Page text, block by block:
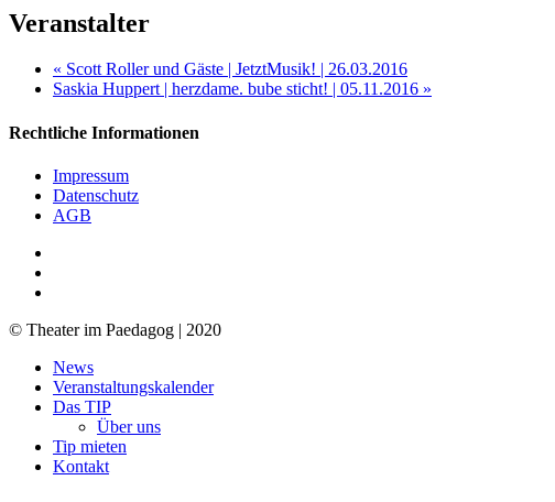
Veranstalter
« Scott Roller und Gäste | JetztMusik! | 26.03.2016
Saskia Huppert | herzdame. bube sticht! | 05.11.2016 »
Rechtliche Informationen
Impressum
Datenschutz
AGB
© Theater im Paedagog | 2020
Close
Menu
News
Veranstaltungskalender
Das TIP
Über uns
Tip mieten
Kontakt